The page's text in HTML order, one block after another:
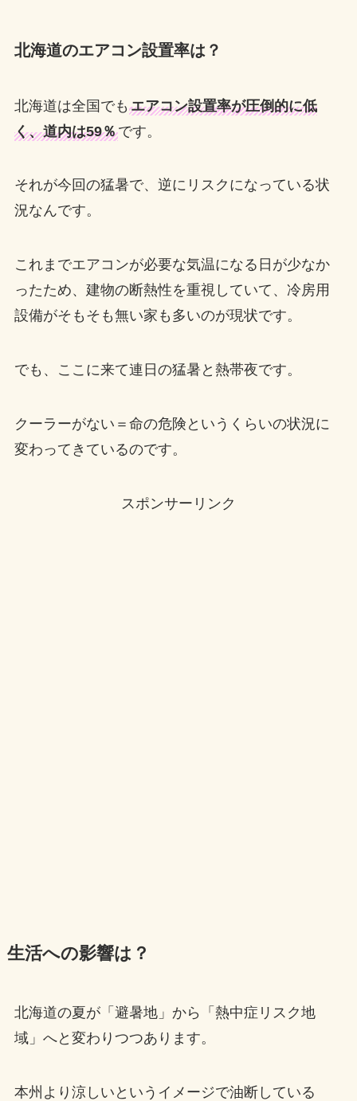
北海道のエアコン設置率は？
北海道は全国でも エアコン設置率が圧倒的に低
く、道内は59％です。
それが今回の猛暑で、逆にリスクになっている状
況なんです。
これまでエアコンが必要な気温になる日が少なか
ったため、建物の断熱性を重視していて、冷房用
設備がそもそも無い家も多いのが現状です。
でも、ここに来て連日の猛暑と熱帯夜です。
クーラーがない＝命の危険というくらいの状況に
変わってきているのです。
スポンサーリンク
生活への影響は？
北海道の夏が「避暑地」から「熱中症リスク地
域」へと変わりつつあります。
本州より涼しいというイメージで油断している